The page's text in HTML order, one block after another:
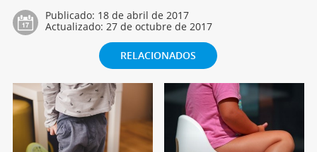
Publicado: 18 de abril de 2017
Actualizado: 27 de octubre de 2017
RELACIONADOS